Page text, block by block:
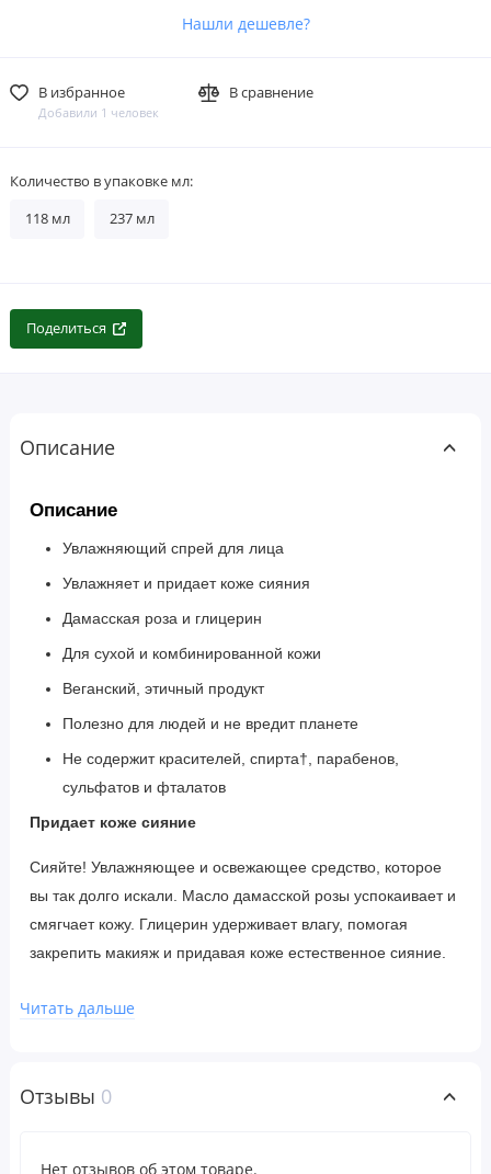
Нашли дешевле?
В избранное
Добавили 1 человек
В сравнение
Количество в упаковке мл:
118 мл 237 мл
Поделиться
Описание
Описание
Увлажняющий спрей для лица
Увлажняет и придает коже сияния
Дамасская роза и глицерин
Для сухой и комбинированной кожи
Веганский, этичный продукт
Полезно для людей и не вредит планете
Не содержит красителей, спирта†, парабенов,
сульфатов и фталатов
Придает коже сияние
Сияйте! Увлажняющее и освежающее средство, которое
вы так долго искали. Масло дамасской розы успокаивает и
смягчает кожу. Глицерин удерживает влагу, помогая
закрепить макияж и придавая коже естественное сияние.
Читать дальше
Отзывы 0
Нет отзывов об этом товаре.